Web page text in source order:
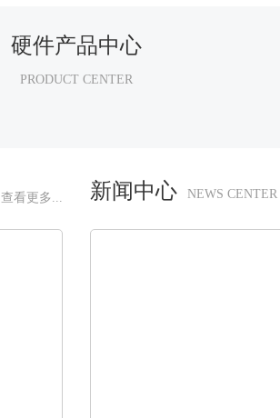
硬件产品中心
PRODUCT CENTER
查看更多... 新闻中心 NEWS CENTER